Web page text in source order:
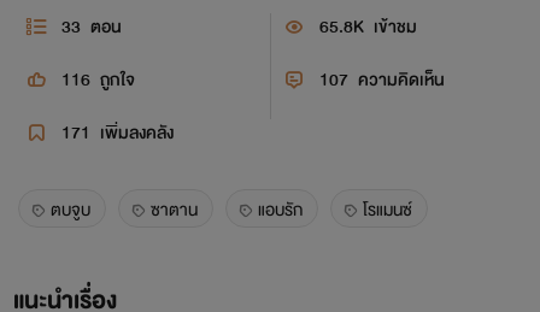
33 ตอน 65.8K เข้าชม
116 ถูกใจ 107 ความคิดเห็น
171 เพิ่มลงคลัง
ตบจูบ ซาตาน แอบรัก โรแมนซ์
แนะนำเรื่อง